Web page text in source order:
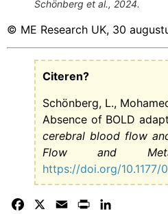
Schönberg et al., 2024.
© ME Research UK, 30
Citeren?
Schönberg, L.,
Absence of BOLD
cerebral blood flow
Flow and
https://doi.org/10.1177/
Facebook Email Print